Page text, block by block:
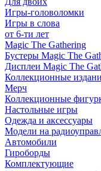
Игры-головоломки
Игры в слова
от 6-ти лет
Magic The Gathering
Бустеры Magic The
Дисплеи Magic The
Коллекционные
Мерч
Коллекционные
Настольные игры
Одежда и аксессуары
Модели на
Автомобили
Гироборды
Комплектующие